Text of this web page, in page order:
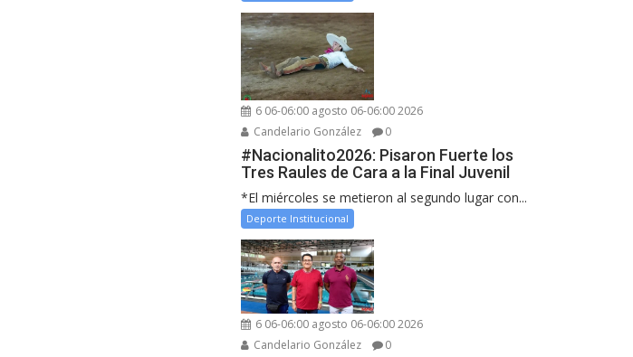
6 06-06:00 agosto 06-06:00 2026
Candelario González
0
#Nacionalito2026: Pisaron Fuerte los
Tres Raules de Cara a la Final Juvenil
*El miércoles se metieron al segundo lugar con...
Deporte Institucional
6 06-06:00 agosto 06-06:00 2026
Candelario González
0